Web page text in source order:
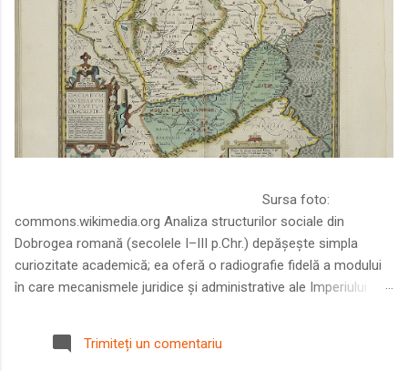
Sursa foto:
commons.wikimedia.org Analiza structurilor sociale din
Dobrogea romană (secolele I–III p.Chr.) depășește simpla
curiozitate academică; ea oferă o radiografie fidelă a modului
în care mecanismele juridice și administrative ale Imperiului
Într-o epocă în care prosperitatea excepțională a lumii romane
era susținută de o mobilitate socială dinamică și de o libertate
Trimiteți un comentariu